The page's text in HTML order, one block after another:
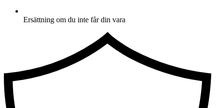
Ersättning om du inte får din vara